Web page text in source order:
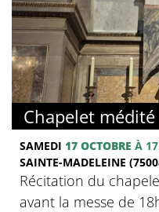
Chapelet médité
SAMEDI 17 OCTOBRE À
SAINTE-MADELEINE
Récitation du
avant la messe de